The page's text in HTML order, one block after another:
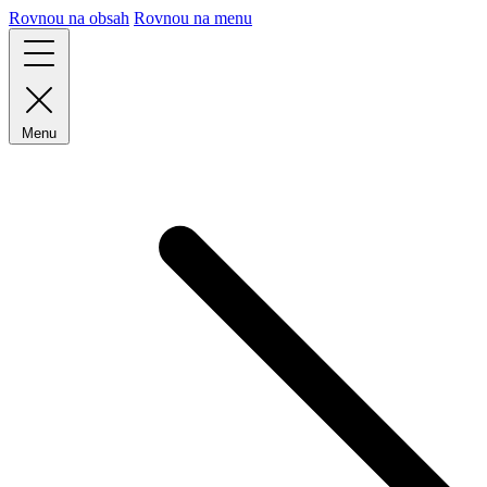
Rovnou na obsah Rovnou na menu
Menu